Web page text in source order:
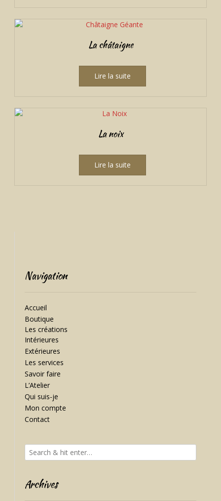
La châtaigne
Lire la suite
La noix
Lire la suite
Navigation
Accueil
Boutique
Les créations
Intérieures
Extérieures
Les services
Savoir faire
L’Atelier
Qui suis-je
Mon compte
Contact
Archives